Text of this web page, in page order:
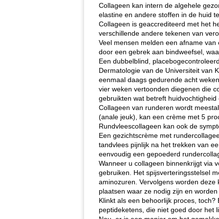
Collageen kan intern de algehele
elastine en andere stoffen in de huid
Collageen is geaccrediteerd met het
verschillende andere tekenen van
Veel mensen melden een afname
door een gebrek aan bindweefsel,
Een dubbelblind,
Dermatologie van de Universiteit van
eenmaal daags gedurende acht
vier weken vertoonden diegenen die
gebruikten wat betreft
Collageen van runderen wordt
(anale jeuk), kan een crème met 5
Rundvleescollageen kan ook de
Een gezichtscrème met
tandvlees pijnlijk na het trekken van
eenvoudig een gepoederd
Wanneer u collageen binnenkrijgt via
gebruiken. Het spijsverteringsstelsel
aminozuren. Vervolgens worden
plaatsen waar ze nodig zijn en
Klinkt als een behoorlijk proces,
peptideketens, die niet goed door het